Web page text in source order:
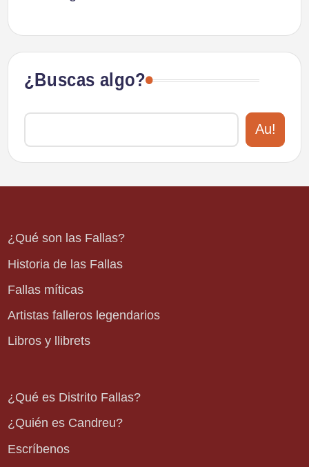
¿Buscas algo?
Au!
¿Qué son las Fallas?
Historia de las Fallas
Fallas míticas
Artistas falleros legendarios
Libros y llibrets
¿Qué es Distrito Fallas?
¿Quién es Candreu?
Escríbenos